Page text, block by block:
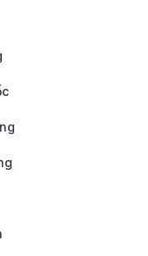
máy bay đi New